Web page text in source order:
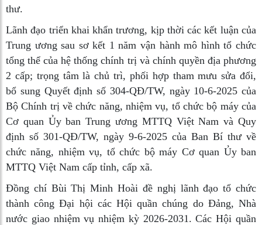
thư.
Lãnh đạo triển khai khẩn trương, kịp thời các kết luận của
Trung ương sau sơ kết 1 năm vận hành mô hình tổ chức
tổng thể của hệ thống chính trị và chính quyền địa phương
2 cấp; trọng tâm là chủ trì, phối hợp tham mưu sửa đổi,
bổ sung Quyết định số 304-QĐ/TW, ngày 10-6-2025 của
Bộ Chính trị về chức năng, nhiệm vụ, tổ chức bộ máy của
Cơ quan Ủy ban Trung ương MTTQ Việt Nam và Quy
định số 301-QĐ/TW, ngày 9-6-2025 của Ban Bí thư về
chức năng, nhiệm vụ, tổ chức bộ máy Cơ quan Ủy ban
MTTQ Việt Nam cấp tỉnh, cấp xã.
Đồng chí Bùi Thị Minh Hoài đề nghị lãnh đạo tổ chức
thành công Đại hội các Hội quần chúng do Đảng, Nhà
nước giao nhiệm vụ nhiệm kỳ 2026-2031. Các Hội quần